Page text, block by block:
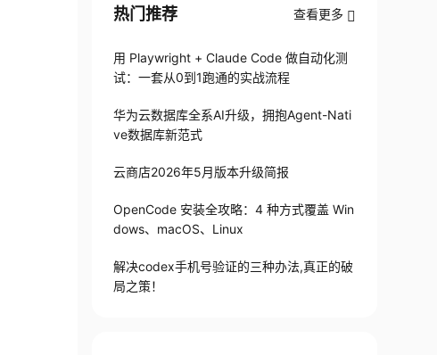
热门推荐 查看更多
用 Playwright + Claude Code 做自动化测
试：一套从0到1跑通的实战流程
华为云数据库全系AI升级，拥抱Agent-Nati
ve数据库新范式
云商店2026年5月版本升级简报
OpenCode 安装全攻略：4 种方式覆盖 Win
dows、macOS、Linux
解决codex手机号验证的三种办法,真正的破
局之策！